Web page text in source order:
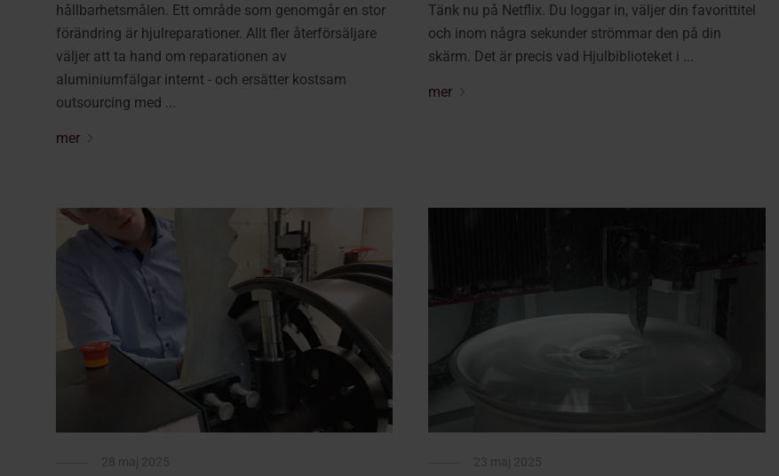
hållbarhetsmålen. Ett område som genomgår en stor
förändring är hjulreparationer. Allt fler återförsäljare
väljer att ta hand om reparationen av
aluminiumfälgar internt - och ersätter kostsam
outsourcing med ...
mer
Tänk nu på Netflix. Du loggar in, väljer din favorittitel
och inom några sekunder strömmar den på din
skärm. Det är precis vad Hjulbiblioteket i ...
mer